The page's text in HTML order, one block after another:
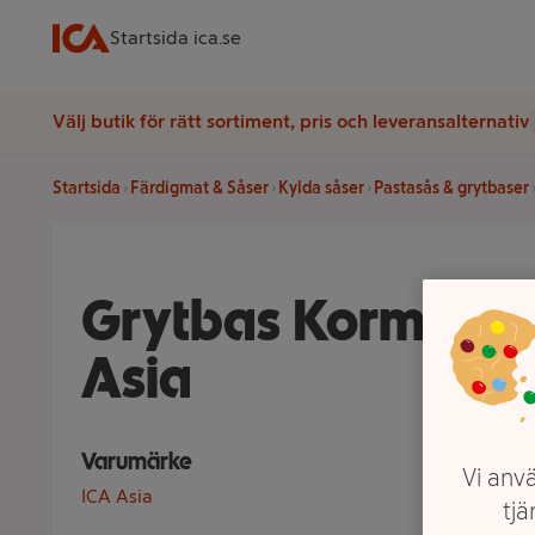
Startsida ica.se
Välj butik för rätt sortiment, pris och leveransalternativ
Startsida Färdigmat & Såser Kylda såser Pastasås & grytbaser
Grytbas Korma
Asia
Varumärke
ICA Asia
Vi